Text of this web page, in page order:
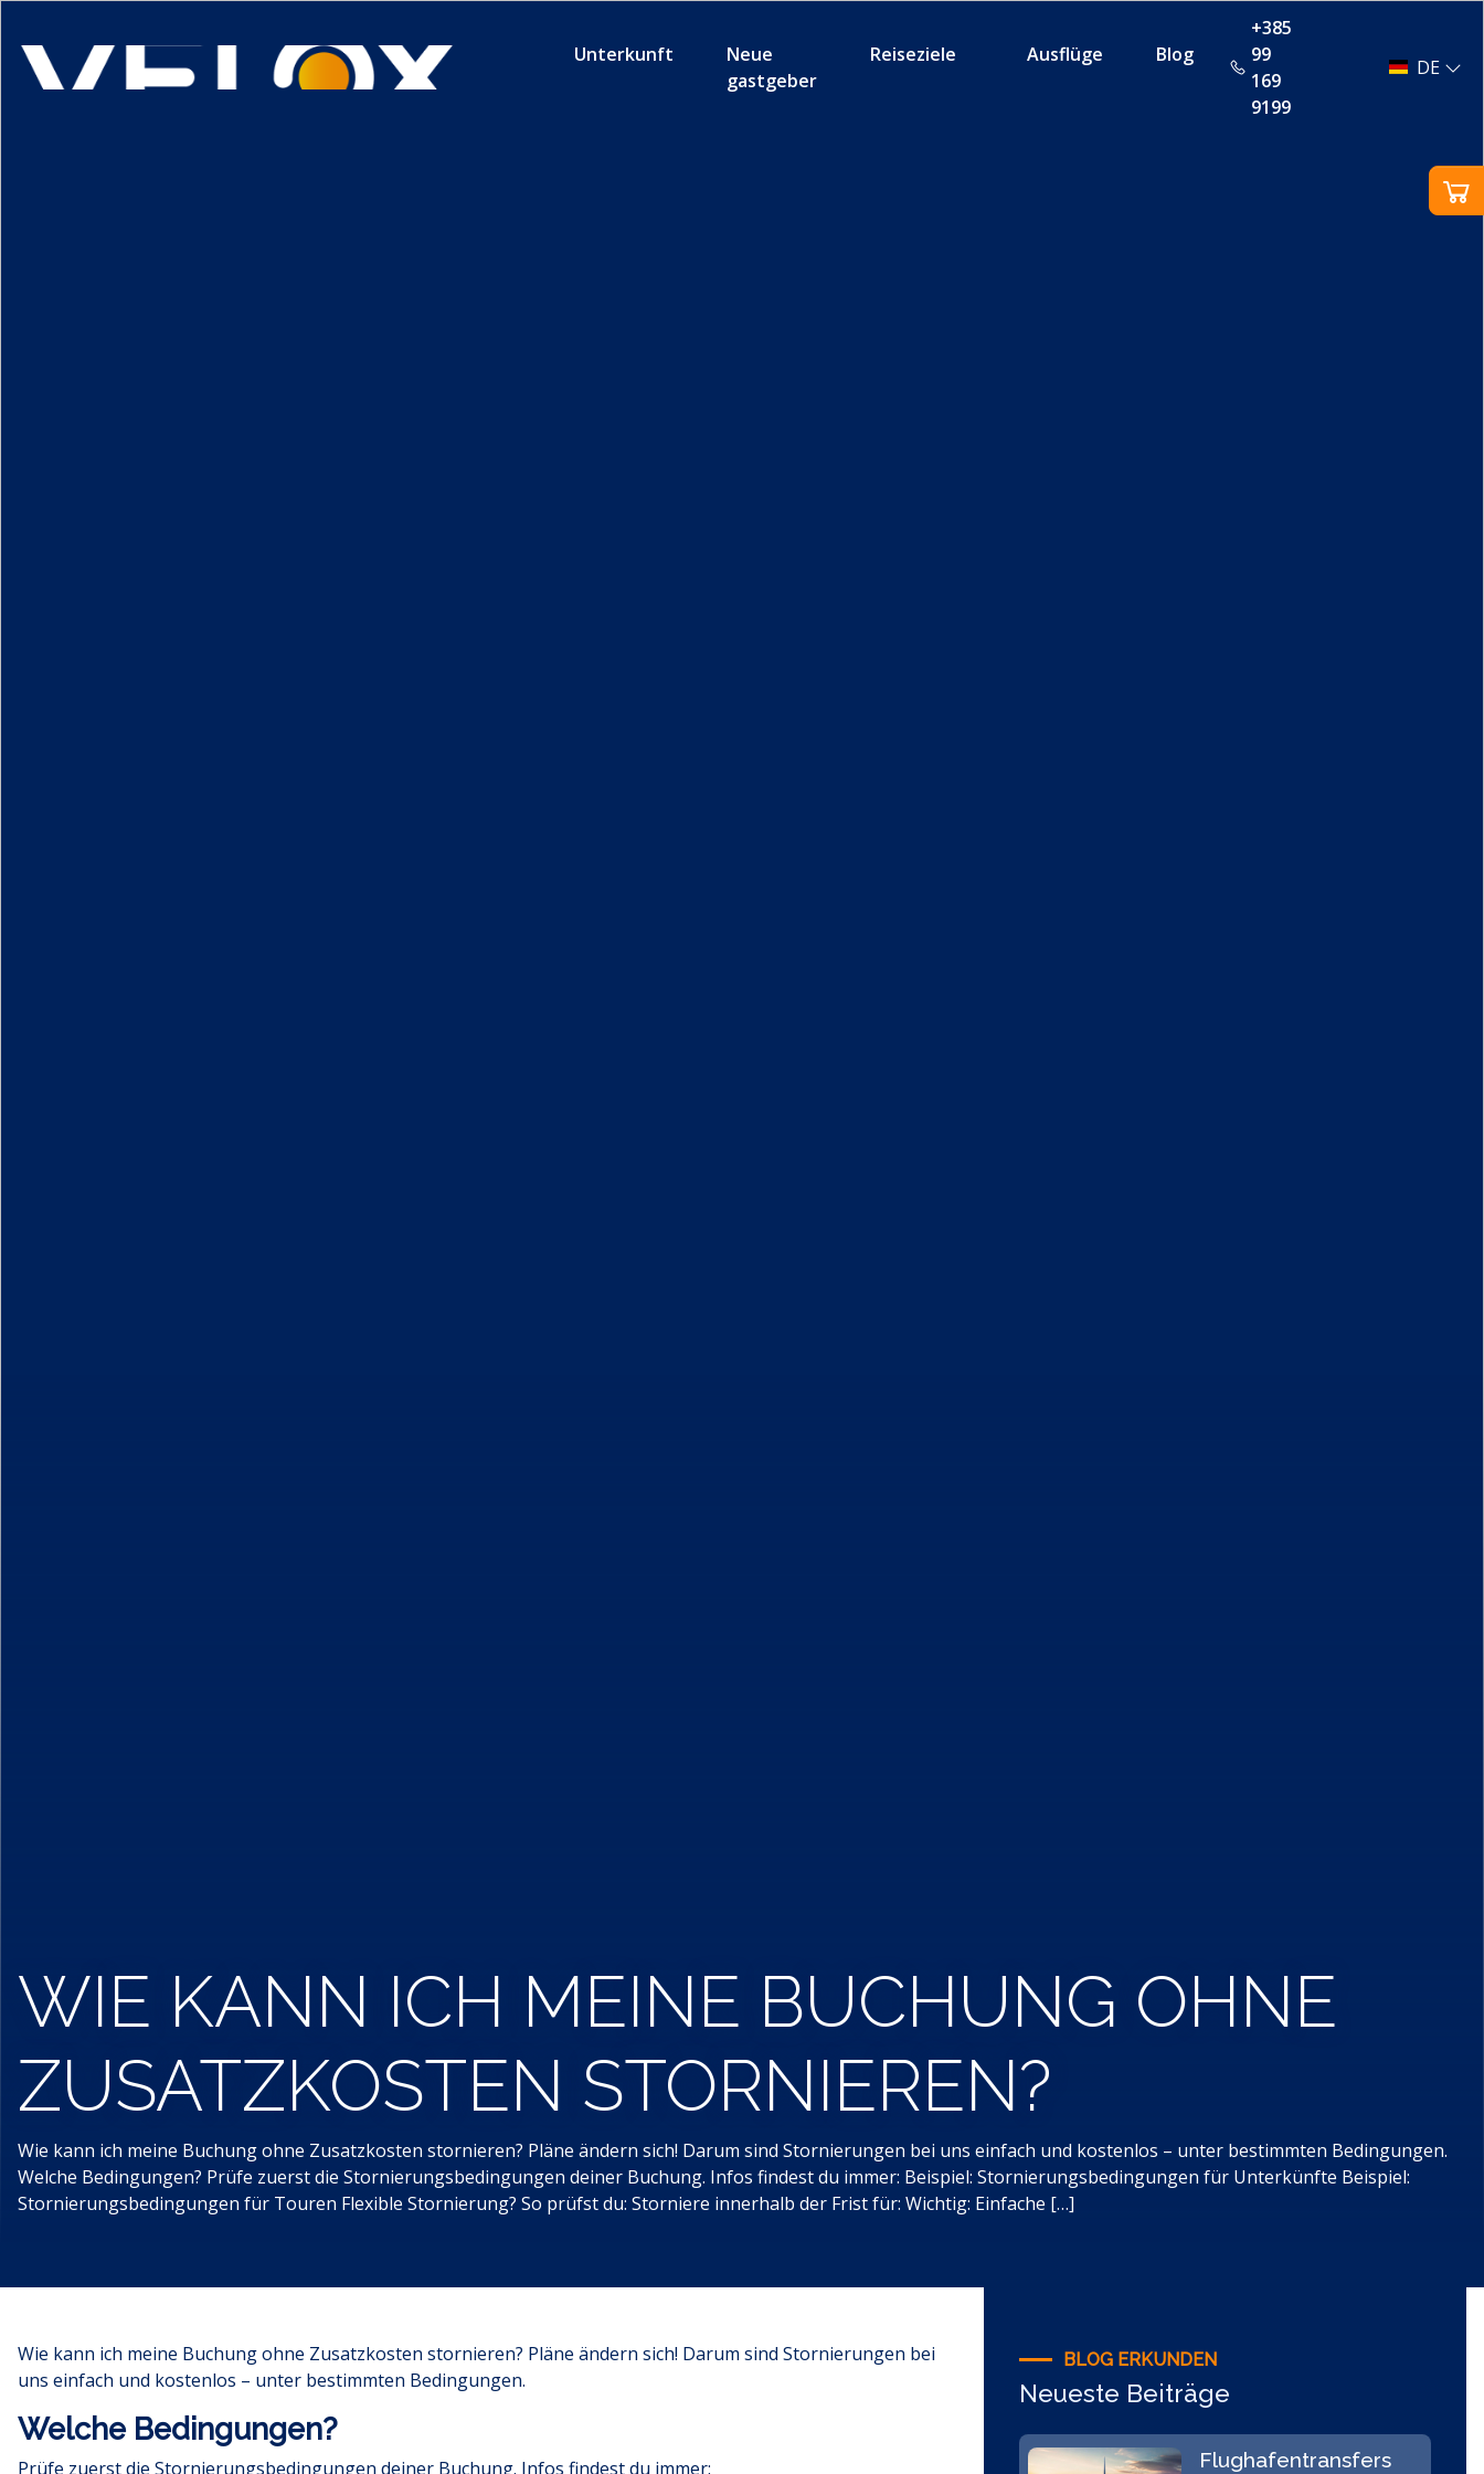
Unterkunft
Neue
gastgeber
Reiseziele Ausflüge Blog
+385
99
169
9199
DE
WIE KANN ICH MEINE BUCHUNG OHNE
ZUSATZKOSTEN STORNIEREN?
Wie kann ich meine Buchung ohne Zusatzkosten stornieren? Pläne ändern sich! Darum sind Stornierungen bei uns einfach und kostenlos – unter bestimmten Bedingungen.
Welche Bedingungen? Prüfe zuerst die Stornierungsbedingungen deiner Buchung. Infos findest du immer: Beispiel: Stornierungsbedingungen für Unterkünfte Beispiel:
Stornierungsbedingungen für Touren Flexible Stornierung? So prüfst du: Storniere innerhalb der Frist für: Wichtig: Einfache […]
BLOG ERKUNDEN
Neueste Beiträge
Flughafentransfers
Wie kann ich meine Buchung ohne Zusatzkosten stornieren? Pläne ändern sich! Darum sind Stornierungen bei
uns einfach und kostenlos – unter bestimmten Bedingungen.
Welche Bedingungen?
Prüfe zuerst die Stornierungsbedingungen deiner Buchung. Infos findest du immer: